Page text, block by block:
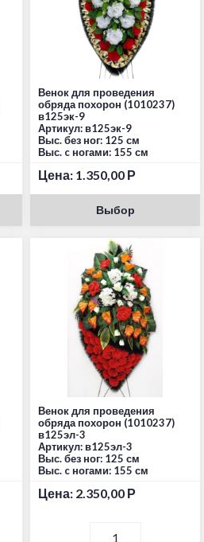
Венок для проведения
обряда похорон (1010237)
в125эк-9
Артикул: в125эк-9
Выс. без ног: 125 см
Выс. c ногами: 155 см
Цена: 1.350,00 Р
Выбор
Венок для проведения
обряда похорон (1010237)
в125эл-3
Артикул: в125эл-3
Выс. без ног: 125 см
Выс. c ногами: 155 см
Цена: 2.350,00 Р